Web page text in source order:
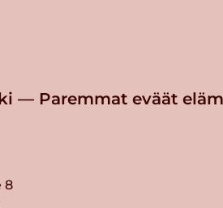
— Paremmat eväät
8